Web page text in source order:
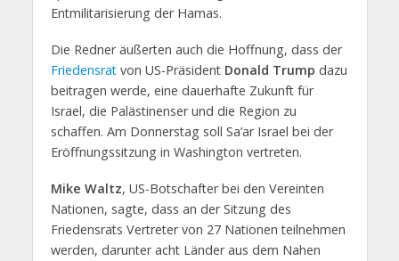
Entmilitarisierung der Hamas.
Die Redner äußerten auch die Hoffnung, dass der
Friedensratvon US-Präsident Donald Trump dazu
beitragen werde, eine dauerhafte Zukunft für
Israel, die Palästinenser und die Region zu
schaffen. Am Donnerstag soll Sa’ar Israel bei der
Eröffnungssitzung in Washington vertreten.
Mike Waltz, US-Botschafter bei den Vereinten
Nationen, sagte, dass an der Sitzung des
Friedensrats Vertreter von 27 Nationen teilnehmen
werden, darunter acht Länder aus dem Nahen